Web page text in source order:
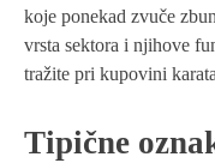
koje ponekad zvuče
vrsta sektora i njihove
tražite pri kupovini
Tipične